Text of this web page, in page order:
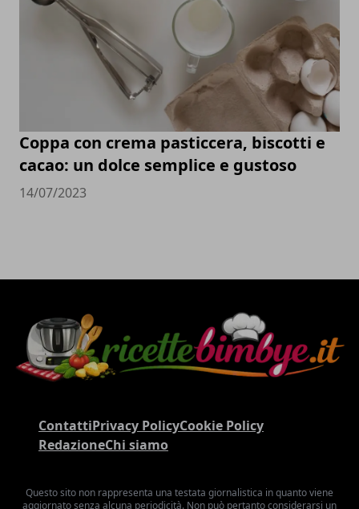
Coppa con crema pasticcera, biscotti e
cacao: un dolce semplice e gustoso
14/07/2023
ContattiPrivacy PolicyCookie Policy
RedazioneChi siamo
Questo sito non rappresenta una testata giornalistica in quanto viene
aggiornato senza alcuna periodicità. Non può pertanto considerarsi un